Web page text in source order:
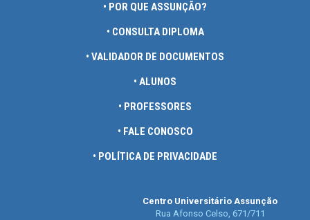
• POR QUE ASSUNÇÃO?
• CONSULTA DIPLOMA
• VALIDADOR DE DOCUMENTOS
• ALUNOS
• PROFESSORES
• FALE CONOSCO
• POLÍTICA DE PRIVACIDADE
Centro Universitário Assunção
Rua Afonso Celso, 671/711